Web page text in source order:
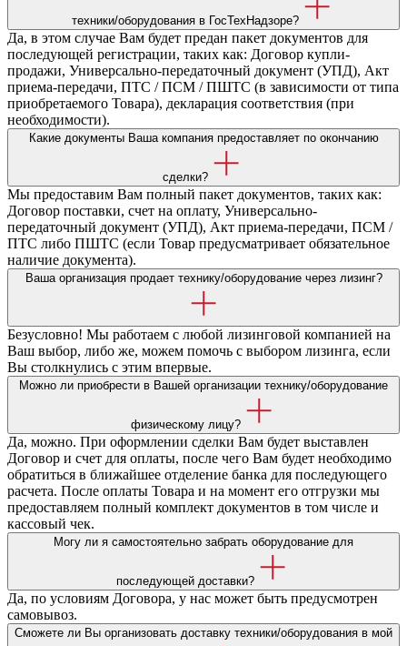
техники/оборудования в ГосТехНадзоре?
Да, в этом случае Вам будет предан пакет документов для
последующей регистрации, таких как: Договор купли-
продажи, Универсально-передаточный документ (УПД), Акт
приема-передачи, ПТС / ПСМ / ПШТС (в зависимости от типа
приобретаемого Товара), декларация соответствия (при
необходимости).
Какие документы Ваша компания предоставляет по окончанию
сделки?
Мы предоставим Вам полный пакет документов, таких как:
Договор поставки, счет на оплату, Универсально-
передаточный документ (УПД), Акт приема-передачи, ПСМ /
ПТС либо ПШТС (если Товар предусматривает обязательное
наличие документа).
Ваша организация продает технику/оборудование через лизинг?
Безусловно! Мы работаем с любой лизинговой компанией на
Ваш выбор, либо же, можем помочь с выбором лизинга, если
Вы столкнулись с этим впервые.
Можно ли приобрести в Вашей организации технику/оборудование
физическому лицу?
Да, можно. При оформлении сделки Вам будет выставлен
Договор и счет для оплаты, после чего Вам будет необходимо
обратиться в ближайшее отделение банка для последующего
расчета. После оплаты Товара и на момент его отгрузки мы
предоставляем полный комплект документов в том числе и
кассовый чек.
Могу ли я самостоятельно забрать оборудование для
последующей доставки?
Да, по условиям Договора, у нас может быть предусмотрен
самовывоз.
Сможете ли Вы организовать доставку техники/оборудования в мой